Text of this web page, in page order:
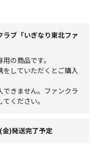
ラブ「いぎなり東北ファ
の商品です。
をしていただくとご購入
きません。ファンクラ
ください。
金)発送完了予定